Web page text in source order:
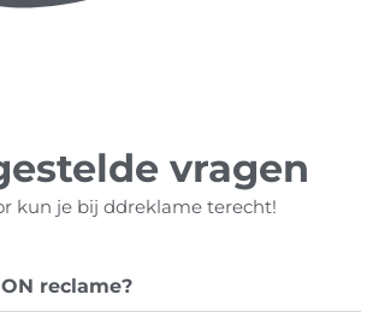
vragen
kun je bij ddreklame terecht!
reclame?